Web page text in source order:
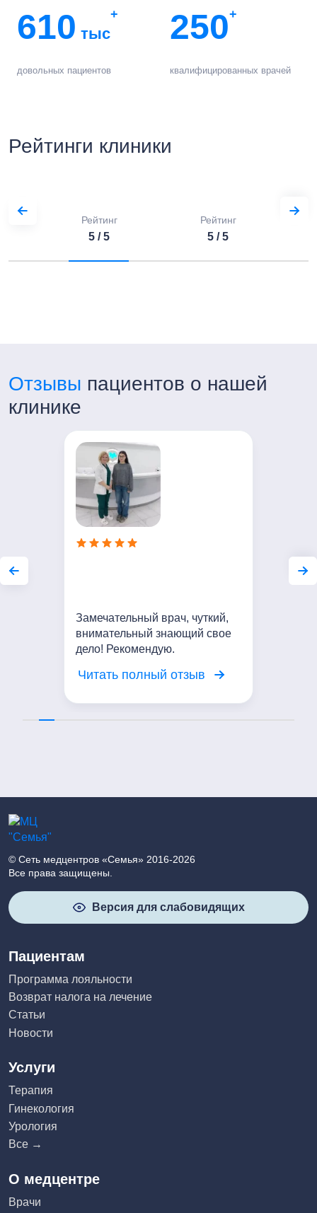
610 тыс
+
довольных пациентов
250+
квалифицированных врачей
Рейтинги клиники
Рейтинг
5 / 5
Рейтинг
5 / 5
Отзывы пациентов о нашей
клинике
Замечательный врач, чуткий,
внимательный знающий свое
дело! Рекомендую.
Читать полный отзыв
© Сеть медцентров «Семья» 2016-2026
Все права защищены.
Версия для слабовидящих
Пациентам
Программа лояльности
Возврат налога на лечение
Статьи
Новости
Услуги
Терапия
Гинекология
Урология
Все →
О медцентре
Врачи